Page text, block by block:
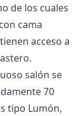
de los cuales
cama
acceso a
salón se
70
tipo Lumón,